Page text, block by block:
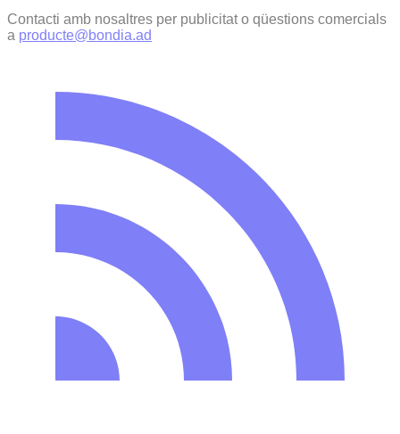
Contacti amb nosaltres per publicitat o qüestions comercials
a producte@bondia.ad